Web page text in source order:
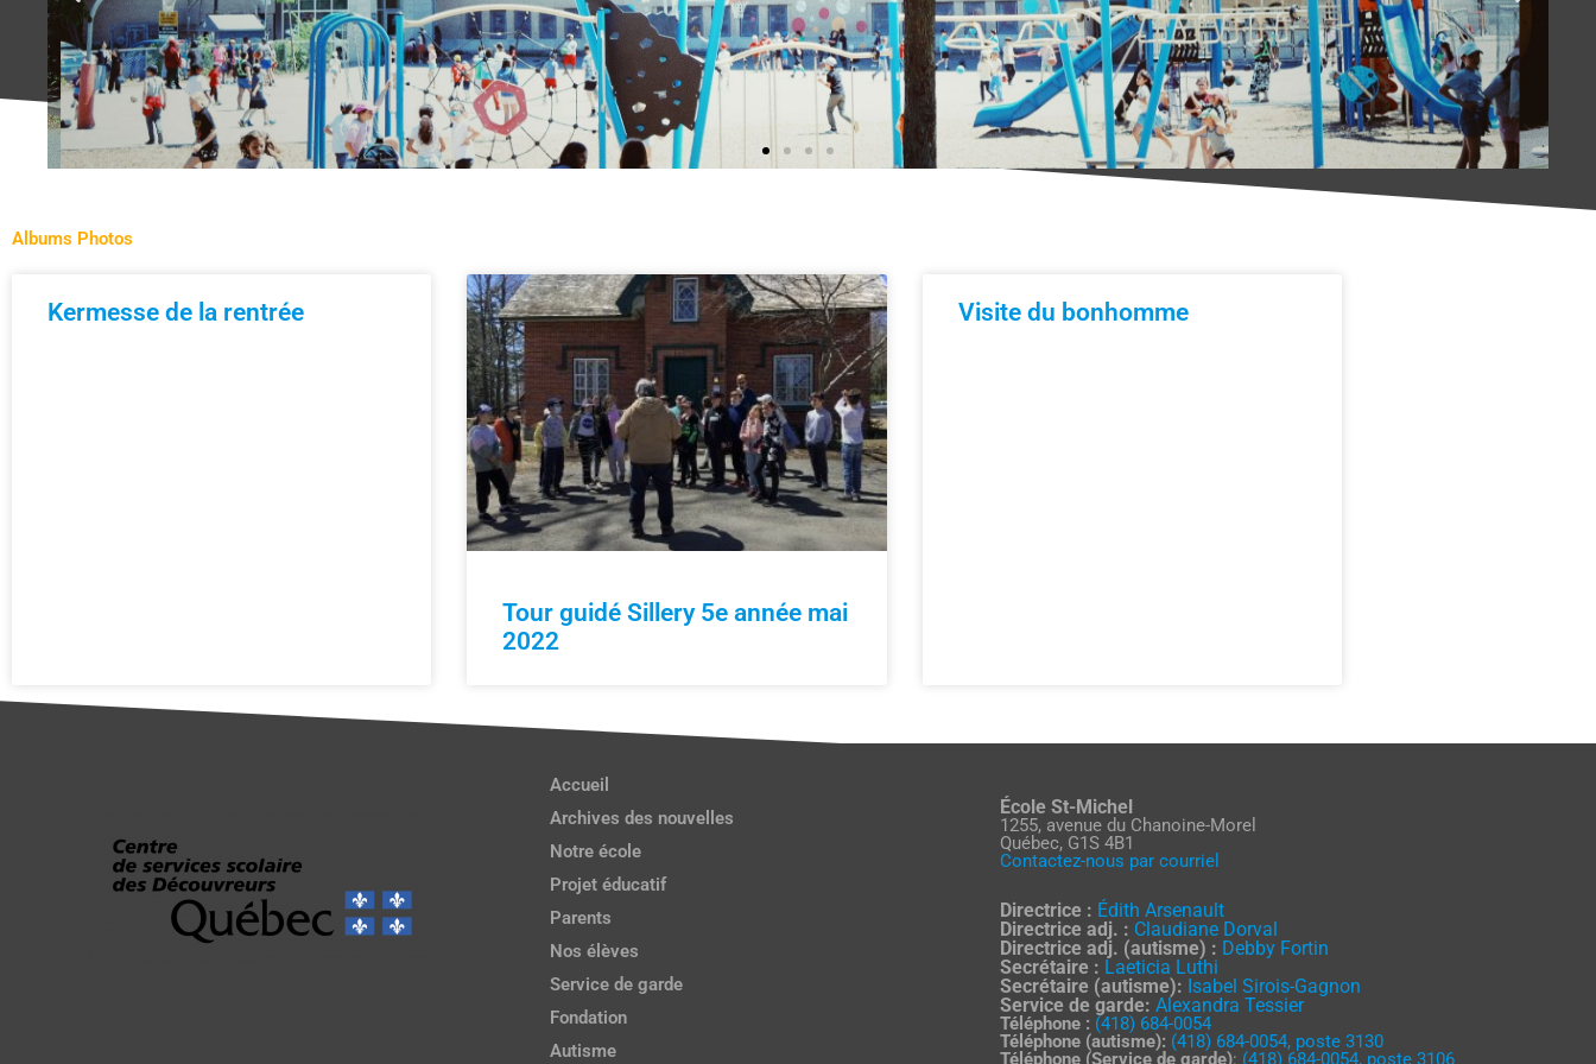
Albums Photos
Kermesse de la rentrée
Tour guidé Sillery 5e année mai
2022
Visite du bonhomme
Accueil
Archives des nouvelles
Notre école
Projet éducatif
Parents
Nos élèves
Service de garde
Fondation
Autisme
École St-Michel
1255, avenue du Chanoine-Morel
Québec, G1S 4B1
Contactez-nous par courriel
Directrice : Édith Arsenault
Directrice adj. : Claudiane Dorval
Directrice adj. (autisme) : Debby Fortin
Secrétaire : Laeticia Luthi
Secrétaire (autisme): Isabel Sirois-Gagnon
Service de garde: Alexandra Tessier
Téléphone : (418) 684-0054
Téléphone (autisme): (418) 684-0054, poste 3130